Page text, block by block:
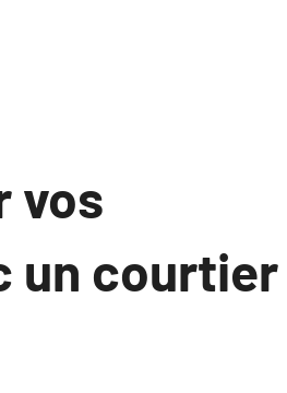
vos
un courtier